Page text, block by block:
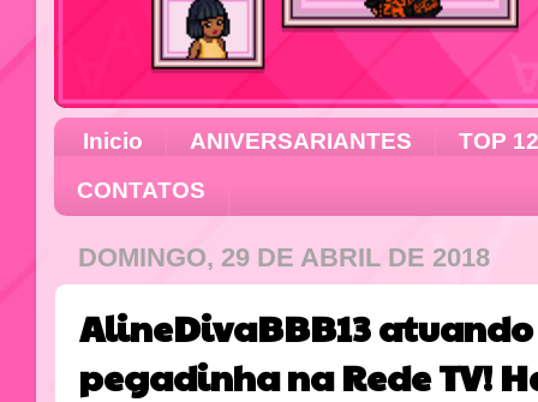
Inicio ANIVERSARIANTES
TOP 12
CONTATOS
DOMINGO, 29 DE ABRIL DE 2018
AlineDivaBBB13
pegadinha na Rede TV!